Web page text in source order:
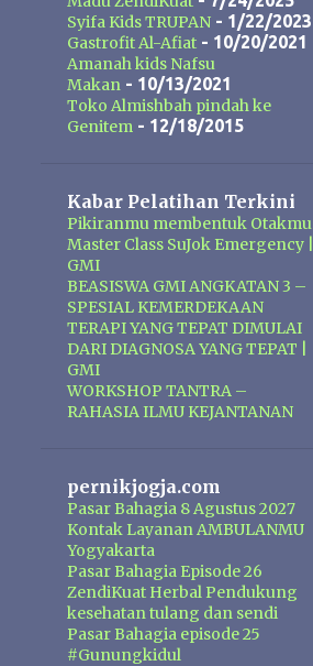
tumbuh-tumbuhan dan ramuan
tradisional. Dengan penggunaan
secara rutin minyak pembesar alat
vital Mak Urut dapat membantu
memperlancar sirkulasi darah dan
akan membuat ukuran alat vital
menjadi lebih dari yang sebelum
pemakaian. Formulasi yang ada
pada Mak Urut juga bermanfaat
membuka simpul syaraf yang
tersumbat sehingga akan
meningkatkan kemampuan ereksi
dan mengencangkan ereksi.
Syifa Kids TRUPAN- 1/22/2023
Gastrofit Al-Afiat- 10/20/2021
Amanah kids Nafsu
Makan - 10/13/2021
Toko Almishbah pindah ke
Genitem - 12/18/2015
Kabar Pelatihan Terkini
Pikiranmu membentuk Otakmu
Master Class SuJok Emergency |
GMI
BEASISWA GMI ANGKATAN 3 –
SPESIAL KEMERDEKAAN
TERAPI YANG TEPAT DIMULAI
DARI DIAGNOSA YANG TEPAT |
GMI
WORKSHOP TANTRA –
RAHASIA ILMU KEJANTANAN
pernikjogja.com
Pasar Bahagia 8 Agustus 2027
Kontak Layanan AMBULANMU
Yogyakarta
Pasar Bahagia Episode 26
ZendiKuat Herbal Pendukung
kesehatan tulang dan sendi
Pasar Bahagia episode 25
#Gunungkidul